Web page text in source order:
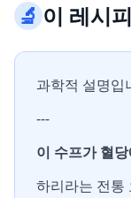
🔬이 레시
과학적 설명입
---
이 수프가 혈
하리라는 전통